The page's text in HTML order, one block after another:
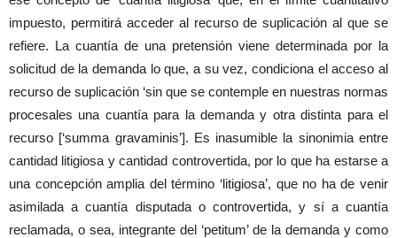
impuesto, permitirá acceder al recurso de suplicación al que se
refiere. La cuantía de una pretensión viene determinada por la
solicitud de la demanda lo que, a su vez, condiciona el acceso al
recurso de suplicación ‘sin que se contemple en nuestras normas
procesales una cuantía para la demanda y otra distinta para el
recurso [‘summa gravaminis’]. Es inasumible la sinonimia entre
cantidad litigiosa y cantidad controvertida, por lo que ha estarse a
una concepción amplia del término ‘litigiosa’, que no ha de venir
asimilada a cuantía disputada o controvertida, y sí a cuantía
reclamada, o sea, integrante del ‘petitum’ de la demanda y como